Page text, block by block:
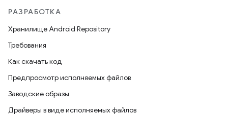
РАЗРАБОТКА
Хранилище Android Repository
Требования
Как скачать код
Предпросмотр исполняемых файлов
Заводские образы
Драйверы в виде исполняемых файлов